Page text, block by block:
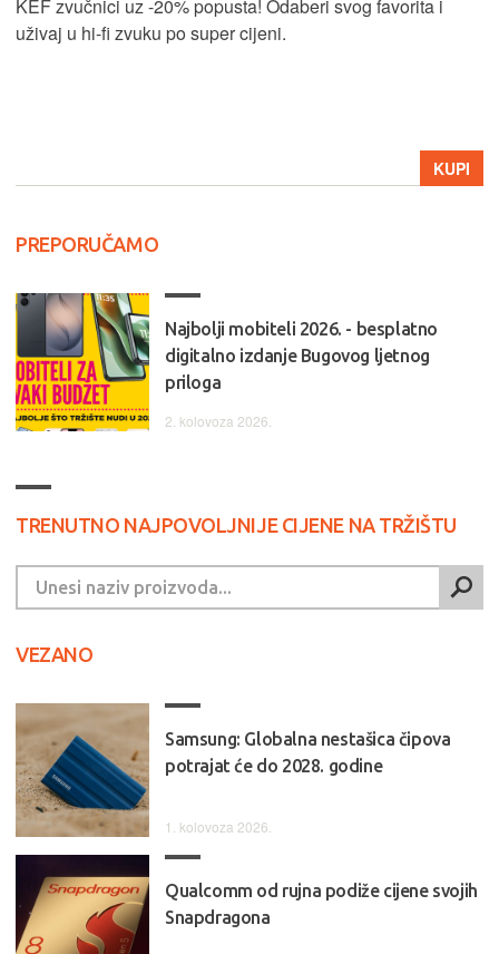
KEF zvučnici uz -20% popusta! Odaberi svog favorita i
uživaj u hi-fi zvuku po super cijeni.
KUPI
PREPORUČAMO
Najbolji mobiteli 2026. - besplatno
digitalno izdanje Bugovog ljetnog
priloga
2. kolovoza 2026.
TRENUTNO NAJPOVOLJNIJE CIJENE NA TRŽIŠTU
VEZANO
Samsung: Globalna nestašica čipova
potrajat će do 2028. godine
1. kolovoza 2026.
Qualcomm od rujna podiže cijene svojih
Snapdragona